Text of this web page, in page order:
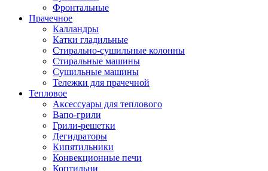
Фронтальные
Прачечное
Калландры
Катки гладильные
Стирально-сушильные колонны
Стиральные машины
Сушильные машины
Тележки для прачечной
Тепловое
Аксессуары для теплового
Вапо-грили
Грили-решетки
Дегидраторы
Кипятильники
Конвекционные печи
Коптильни